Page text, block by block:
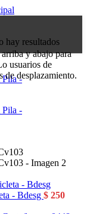
hay resultados
y abajo para
usuarios de
de desplazamiento.
- Bdesg $ 250